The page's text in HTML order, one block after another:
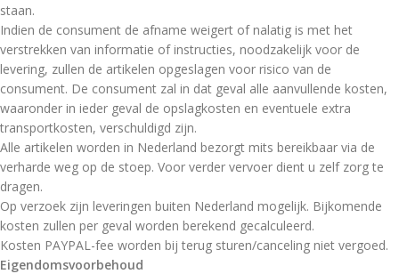
staan.
Indien de consument de afname weigert of nalatig is met het
verstrekken van informatie of instructies, noodzakelijk voor de
levering, zullen de artikelen opgeslagen voor risico van de
consument. De consument zal in dat geval alle aanvullende kosten,
waaronder in ieder geval de opslagkosten en eventuele extra
transportkosten, verschuldigd zijn.
Alle artikelen worden in Nederland bezorgt mits bereikbaar via de
verharde weg op de stoep. Voor verder vervoer dient u zelf zorg te
dragen.
Op verzoek zijn leveringen buiten Nederland mogelijk. Bijkomende
kosten zullen per geval worden berekend gecalculeerd.
Kosten PAYPAL-fee worden bij terug sturen/canceling niet vergoed.
Eigendomsvoorbehoud